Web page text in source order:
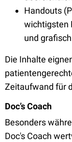
Handouts
wichtigsten
und
Die Inhalte
Zeitaufwand für
Doc’s Coach
Besonders
Doc's Coach